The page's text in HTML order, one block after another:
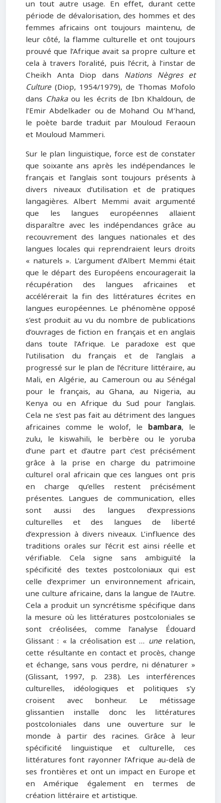
un tout autre usage. En effet, durant cette
période de dévalorisation, des hommes et des
femmes africains ont toujours maintenu, de
leur côté, la flamme culturelle et ont toujours
prouvé que l’Afrique avait sa propre culture et
cela à travers l’oralité, puis l’écrit, à l’instar de
Cheikh Anta Diop dans Nations Nègres et
Culture (Diop, 1954/1979), de Thomas Mofolo
dans Chakaou les écrits de Ibn Khaldoun, de
l’Emir Abdelkader ou de Mohand Ou M’hand,
le poète barde traduit par Mouloud Feraoun
et Mouloud Mammeri.
Sur le plan linguistique, force est de constater
que soixante ans après les indépendances le
français et l’anglais sont toujours présents à
divers niveaux d’utilisation et de pratiques
langagières. Albert Memmi avait argumenté
que les langues européennes allaient
disparaître avec les indépendances grâce au
recouvrement des langues nationales et des
langues locales qui reprendraient leurs droits
« naturels ». L’argument d’Albert Memmi était
que le départ des Européens encouragerait la
récupération des langues africaines et
accélérerait la fin des littératures écrites en
langues européennes. Le phénomène opposé
s’est produit au vu du nombre de publications
d’ouvrages de fiction en français et en anglais
dans toute l’Afrique. Le paradoxe est que
l’utilisation du français et de l’anglais a
progressé sur le plan de l’écriture littéraire, au
Mali, en Algérie, au Cameroun ou au Sénégal
pour le français, au Ghana, au Nigeria, au
Kenya ou en Afrique du Sud pour l’anglais.
Cela ne s’est pas fait au détriment des langues
africaines comme le wolof, le bambara, le
zulu, le kiswahili, le berbère ou le yoruba
d’une part et d’autre part c’est précisément
grâce à la prise en charge du patrimoine
culturel oral africain que ces langues ont pris
en charge qu’elles restent précisément
présentes. Langues de communication, elles
sont aussi des langues d’expressions
culturelles et des langues de liberté
d’expression à divers niveaux. L’influence des
traditions orales sur l’écrit est ainsi réelle et
vérifiable. Cela signe sans ambiguïté la
spécificité des textes postcoloniaux qui est
celle d’exprimer un environnement africain,
une culture africaine, dans la langue de l’Autre.
Cela a produit un syncrétisme spécifique dans
la mesure où les littératures postcoloniales se
sont créolisées, comme l’analyse Édouard
Glissant : « la créolisation est … une relation,
cette résultante en contact et procès, change
et échange, sans vous perdre, ni dénaturer »
(Glissant, 1997, p. 238). Les interférences
culturelles, idéologiques et politiques s’y
croisent avec bonheur. Le métissage
glissantien installe donc les littératures
postcoloniales dans une ouverture sur le
monde à partir des racines. Grâce à leur
spécificité linguistique et culturelle, ces
littératures font rayonner l’Afrique au-delà de
ses frontières et ont un impact en Europe et
en Amérique également en termes de
création littéraire et artistique.